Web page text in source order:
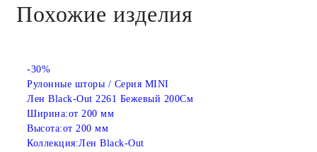
Похожие изделия
-30%
Рулонные шторы / Серия MINI
Лен Black-Out 2261 Бежевый 200См
Ширина:от 200 мм
Высота:от 200 мм
Коллекция:Лен Black-Out